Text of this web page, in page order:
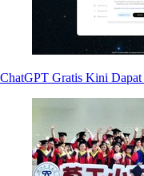
ChatGPT Gratis Kini Dapat